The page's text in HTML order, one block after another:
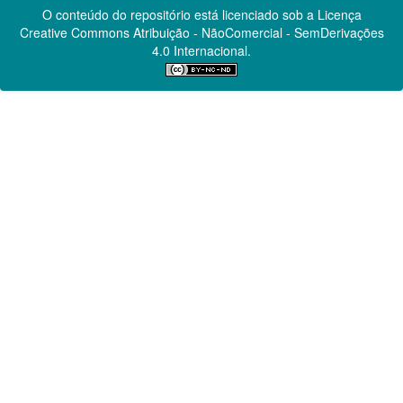
O conteúdo do repositório está licenciado sob a Licença
Creative CommonsAtribuição - NãoComercial - SemDerivações
4.0 Internacional.